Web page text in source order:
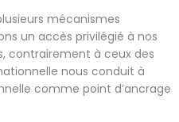
mécanismes
un accès privilégié à nos
contrairement à ceux des
nous conduit à
comme point d’ancrage